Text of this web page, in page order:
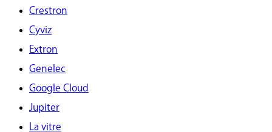
Crestron
Cyviz
Extron
Genelec
Google Cloud
Jupiter
La vitre